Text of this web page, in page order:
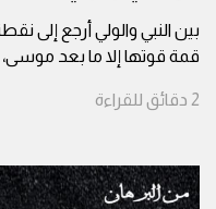
بين النبي والولي أرجع إلى
قمة قوتها إلا ما بعد
2 دقائق للقراءة